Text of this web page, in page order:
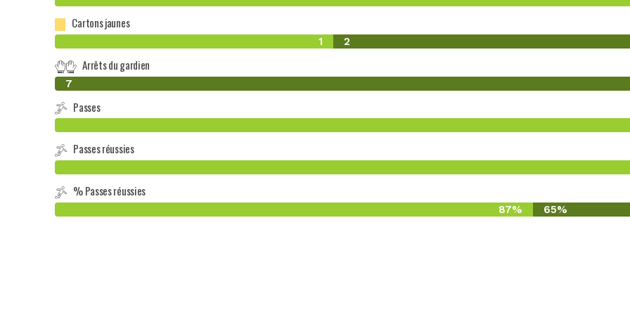
Cartons jaunes
1 2
Arrêts du gardien
0
7
Passes
Passes réussies
% Passes réussies
87% 65%